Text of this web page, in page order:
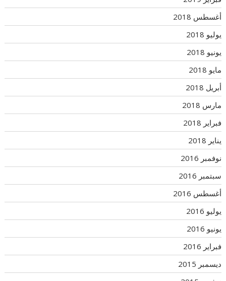
أغسطس 2018
يوليو 2018
يونيو 2018
مايو 2018
أبريل 2018
مارس 2018
فبراير 2018
يناير 2018
نوفمبر 2016
سبتمبر 2016
أغسطس 2016
يوليو 2016
يونيو 2016
فبراير 2016
ديسمبر 2015